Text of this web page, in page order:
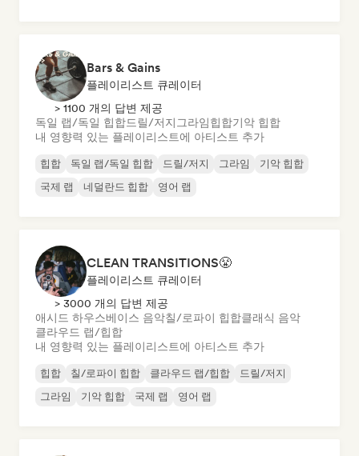
Bars & Gains
플레이리스트 큐레이터
> 1100 개의 답변 제공
독일 랩/독일 힙합드릴/저지 그라임힙합기악 힙합
내 영향력 있는 플레이리스트에 아티스트 추가
힙합 독일 랩/독일 힙합 드릴/저지 그라임
기악 힙합
국제 랩
네덜란드 힙합 영어 랩
CLEAN TRANSITIONS😤
플레이리스트 큐레이터
> 3000 개의 답변 제공
애시드 하우스베이스 음악칠/로파이 힙합클래식 음악
클라우드 랩/힙합
내 영향력 있는 플레이리스트에 아티스트 추가
힙합 칠/로파이 힙합 클라우드 랩/힙합
드릴/저지
그라임
기악 힙합 국제 랩 영어 랩